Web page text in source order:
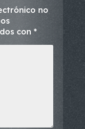
no
con *